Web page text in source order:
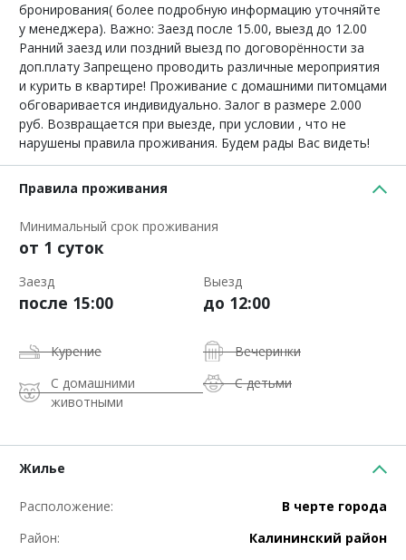
бронирования( более подробную информацию уточняйте
у менеджера). Важно: Заезд после 15.00, выезд до 12.00
Ранний заезд или поздний выезд по договорённости за
доп.плату Запрещено проводить различные мероприятия
и курить в квартире! Проживание с домашними питомцами
обговаривается индивидуально. Залог в размере 2.000
руб. Возвращается при выезде, при условии , что не
нарушены правила проживания. Будем рады Вас видеть!
Правила проживания
Минимальный срок проживания
от 1 суток
Заезд
после 15:00
Выезд
до 12:00
Курение
Вечеринки
С домашними
животными
С детьми
Жилье
Расположение:
В черте города
Район:
Калининский район